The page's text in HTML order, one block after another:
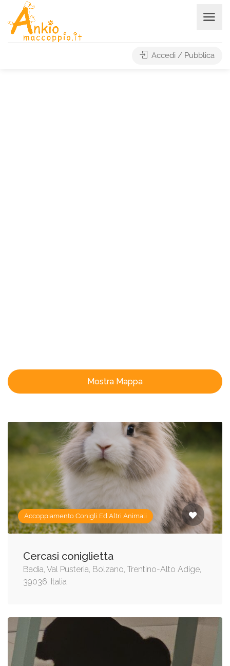
Accedi / Pubblica
Mostra Mappa
Accoppiamento Conigli Ed Altri Animali
Cercasi coniglietta
Badia, Val Pusteria, Bolzano, Trentino-Alto Adige,
39036, Italia